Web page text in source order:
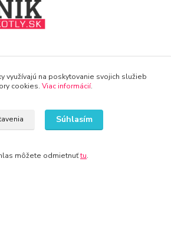
využívajú na poskytovanie svojich služieb
cookies. Viac informácií.
Súhlasím
môžete odmietnuťtu.